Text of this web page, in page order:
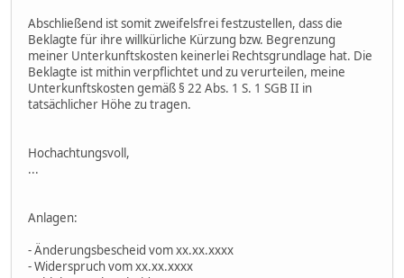
Abschließend ist somit zweifelsfrei festzustellen, dass die
Beklagte für ihre willkürliche Kürzung bzw. Begrenzung
meiner Unterkunftskosten keinerlei Rechtsgrundlage hat. Die
Beklagte ist mithin verpflichtet und zu verurteilen, meine
Unterkunftskosten gemäß § 22 Abs. 1 S. 1 SGB II in
tatsächlicher Höhe zu tragen.
Hochachtungsvoll,
...
Anlagen:
- Änderungsbescheid vom xx.xx.xxxx
- Widerspruch vom xx.xx.xxxx